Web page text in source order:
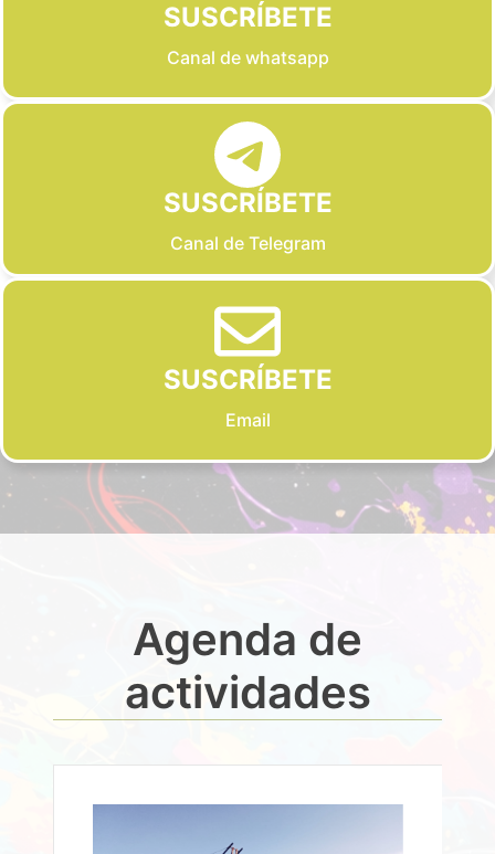
SUSCRÍBETE
Canal de whatsapp
SUSCRÍBETE
Canal de Telegram
SUSCRÍBETE
Email
Agenda de
actividades